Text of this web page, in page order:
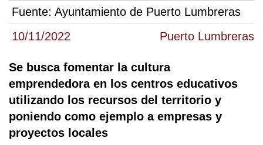
10/11/2022 Puerto Lumbreras
Fuente: Ayuntamiento de Puerto Lumbreras
Se busca fomentar la cultura
emprendedora en los centros educativos
utilizando los recursos del territorio y
poniendo como ejemplo a empresas y
proyectos locales